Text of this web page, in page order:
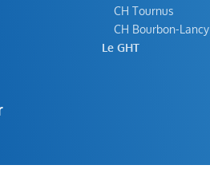
CH Tournus
CH Bourbon-Lancy
Le GHT